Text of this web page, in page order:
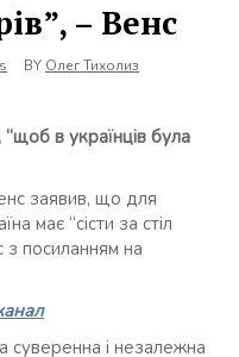
– Венс
BY Олег Тихолиз
в українців була
заявив, що для
має “сісти за стіл
з посиланням на
суверенна і незалежна